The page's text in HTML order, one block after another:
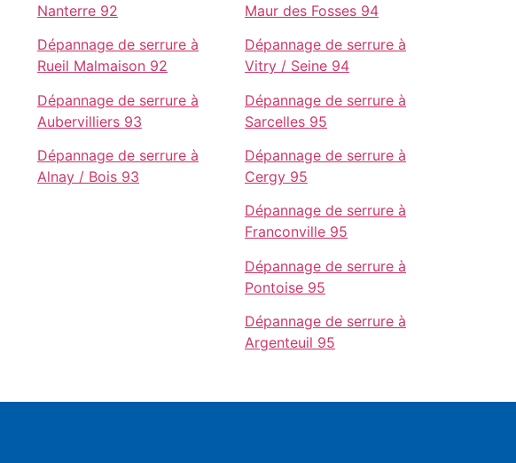
Nanterre 92
Dépannage de serrure à
Rueil Malmaison 92
Dépannage de serrure à
Aubervilliers 93
Dépannage de serrure à
Alnay / Bois 93
Maur des Fosses 94
Dépannage de serrure à
Vitry / Seine 94
Dépannage de serrure à
Sarcelles 95
Dépannage de serrure à
Cergy 95
Dépannage de serrure à
Franconville 95
Dépannage de serrure à
Pontoise 95
Dépannage de serrure à
Argenteuil 95